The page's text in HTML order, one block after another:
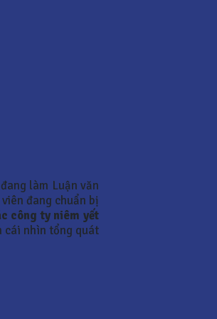
làm Luận văn
đang chuẩn bị
công ty niêm yết
cái nhìn tổng quát